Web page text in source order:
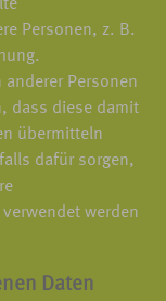
Personen, z. B.
anderer Personen
dass diese damit
übermitteln
dafür sorgen,
werden
Daten